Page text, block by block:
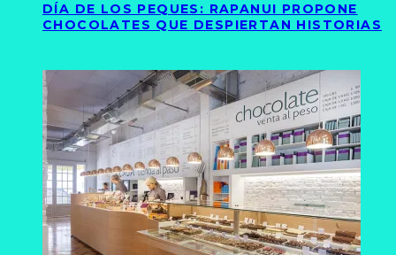
DÍA DE LOS PEQUES: RAPANUI PROPONE
CHOCOLATES QUE DESPIERTAN HISTORIAS